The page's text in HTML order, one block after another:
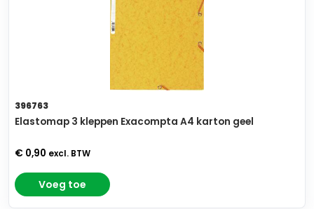
396763
Elastomap 3 kleppen Exacompta A4 karton geel
€ 0,90 excl. BTW
Voeg toe